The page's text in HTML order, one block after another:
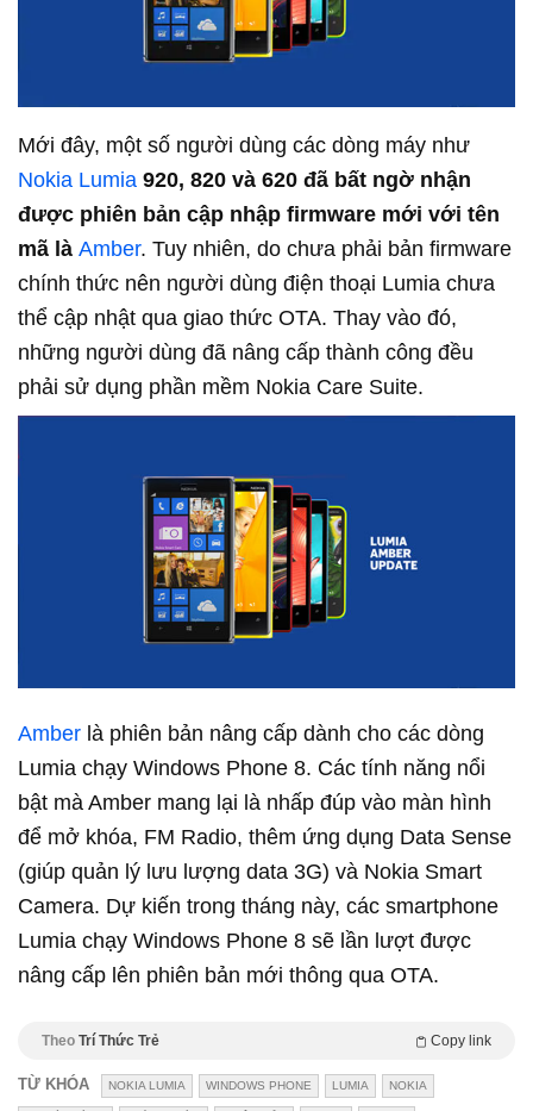
Mới đây, một số người dùng các dòng máy như
Nokia Lumia 920, 820 và 620 đã bất ngờ nhận
được phiên bản cập nhập firmware mới với tên
mã là Amber. Tuy nhiên, do chưa phải bản firmware
chính thức nên người dùng điện thoại Lumia chưa
thể cập nhật qua giao thức OTA. Thay vào đó,
những người dùng đã nâng cấp thành công đều
phải sử dụng phần mềm Nokia Care Suite.
Amber là phiên bản nâng cấp dành cho các dòng
Lumia chạy Windows Phone 8. Các tính năng nổi
bật mà Amber mang lại là nhấp đúp vào màn hình
để mở khóa, FM Radio, thêm ứng dụng Data Sense
(giúp quản lý lưu lượng data 3G) và Nokia Smart
Camera. Dự kiến trong tháng này, các smartphone
Lumia chạy Windows Phone 8 sẽ lần lượt được
nâng cấp lên phiên bản mới thông qua OTA.
Theo Trí Thức Trẻ Copy link
TỪ KHÓA NOKIA LUMIA WINDOWS PHONE LUMIA NOKIA